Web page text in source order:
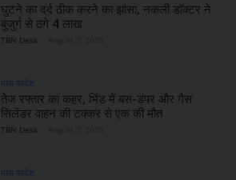
घुटने का दर्द ठीक करने का झांसा, नकली डॉक्टर ने
बुजुर्ग से ठगे 4 लाख
TBN Desk
मध्य प्रदेश
तेज रफ्तार का कहर, भिंड में बस-डंपर और गैस
सिलेंडर वाहन की टक्कर से एक की मौत
TBN Desk
मध्य प्रदेश